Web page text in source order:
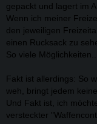
gepackt und lagert im
Wenn ich meiner
den jeweiligen
einen Rucksack zu
So viele Möglichkeiten...
Fakt ist allerdings: So
weh, bringt jedem
Und Fakt ist, ich
versteckter